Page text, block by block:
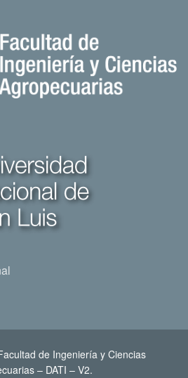
de Ingeniería y Ciencias
– DATI – V2.